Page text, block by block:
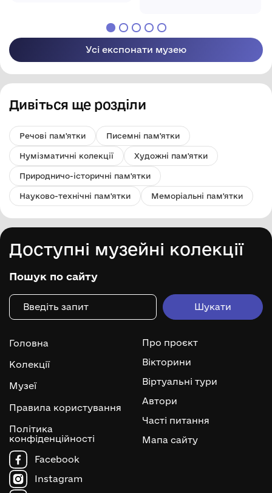
Усі експонати музею
Дивіться ще розділи
Речові пам'ятки Писемні пам'ятки
Нумізматичні колекції Художні пам'ятки
Природничо-історичні пам'ятки
Науково-технічні пам'ятки Меморіальні пам'ятки
Доступні музейні колекції
Пошук по сайту
Головна
Колекції
Музеї
Правила користування
Політика
конфіденційності
Про проєкт
Вікторини
Віртуальні тури
Автори
Часті питання
Мапа сайту
Facebook
Instagram